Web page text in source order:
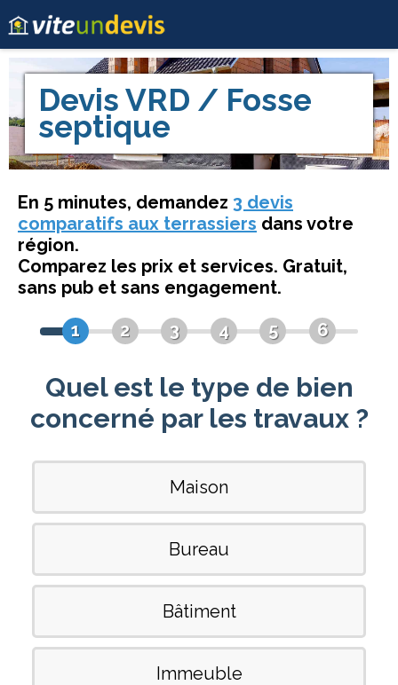
DevisVRD / Fosse
septique
En 5 minutes, demandez 3 devis
comparatifs aux terrassiers dans votre
région.
Comparez les prix et services. Gratuit,
sans pub et sans engagement.
1
2 3 4 5 6
Quel est le type de bien
concerné par les travaux ?
Maison
Bureau
Bâtiment
Immeuble